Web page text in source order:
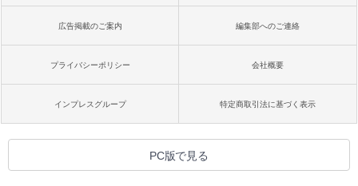
広告掲載のご案内 編集部へのご連絡
プライバシーポリシー 会社概要
インプレスグループ 特定商取引法に基づく表示
PC版で見る